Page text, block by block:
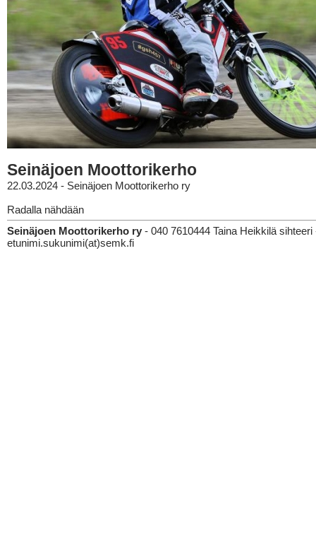
Seinäjoen Moottorikerho
22.03.2024 - Seinäjoen Moottorikerho ry
Radalla nähdään
Seinäjoen Moottorikerho ry - 040 7610444 Taina Heikkilä sihteeri
etunimi.sukunimi(at)semk.fi